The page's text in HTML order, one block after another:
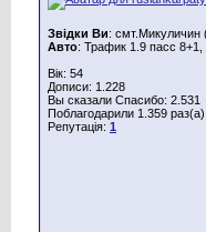
Звідки Ви: смт.Микуличин
Авто: Трафик 1.9 пасс
Вік: 54
Дописи: 1.228
Вы сказали Спасибо: 2.531
Поблагодарили 1.359
Репутація: 1